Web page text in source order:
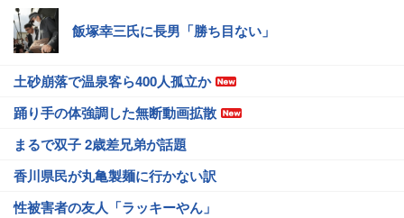
飯塚幸三氏に長男「勝ち目ない」
土砂崩落で温泉客ら400人孤立か
踊り手の体強調した無断動画拡散
まるで双子 2歳差兄弟が話題
香川県民が丸亀製麺に行かない訳
性被害者の友人「ラッキーやん」